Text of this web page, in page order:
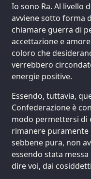
Io sono Ra. Al livello
avviene sotto forma
chiamare guerra di
accettazione e
coloro che
verrebbero
energie positive.
Essendo, tuttavia,
Confederazione è
modo permettersi di
rimanere puramente
sebbene pura, non
essendo stata
dire voi, dai